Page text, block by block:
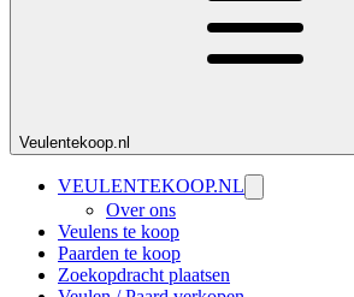
Veulentekoop.nl
VEULENTEKOOP.NL
Over ons
Veulens te koop
Paarden te koop
Zoekopdracht plaatsen